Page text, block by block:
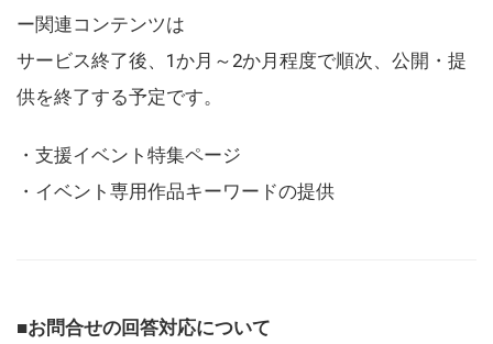
ー関連コンテンツは
サービス終了後、1か月～2か月程度で順次、公開・提
供を終了する予定です。
・支援イベント特集ページ
・イベント専用作品キーワードの提供
■お問合せの回答対応について